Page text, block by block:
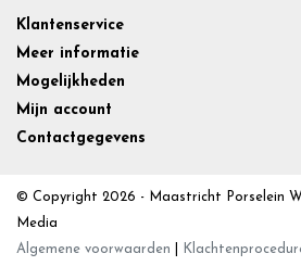
Klantenservice
Meer informatie
Mogelijkheden
Mijn account
Contactgegevens
© Copyright 2026 - Maastricht Porselein
Media
Algemene voorwaarden